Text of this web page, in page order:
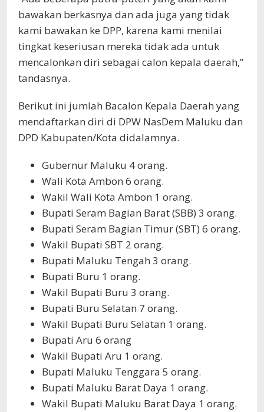
bawakan berkasnya dan ada juga yang tidak
kami bawakan ke DPP, karena kami menilai
tingkat keseriusan mereka tidak ada untuk
mencalonkan diri sebagai calon kepala daerah,”
tandasnya.
Berikut ini jumlah Bacalon Kepala Daerah yang
mendaftarkan diri di DPW NasDem Maluku dan
DPD Kabupaten/Kota didalamnya.
Gubernur Maluku 4 orang.
Wali Kota Ambon 6 orang.
Wakil Wali Kota Ambon 1 orang.
Bupati Seram Bagian Barat (SBB) 3 orang.
Bupati Seram Bagian Timur (SBT) 6 orang.
Wakil Bupati SBT 2 orang.
Bupati Maluku Tengah 3 orang.
Bupati Buru 1 orang.
Wakil Bupati Buru 3 orang.
Bupati Buru Selatan 7 orang.
Wakil Bupati Buru Selatan 1 orang.
Bupati Aru 6 orang
Wakil Bupati Aru 1 orang.
Bupati Maluku Tenggara 5 orang.
Bupati Maluku Barat Daya 1 orang.
Wakil Bupati Maluku Barat Daya 1 orang.